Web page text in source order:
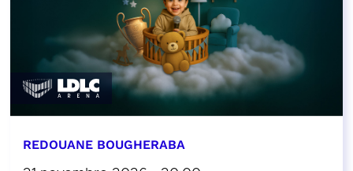
REDOUANE BOUGHERABA